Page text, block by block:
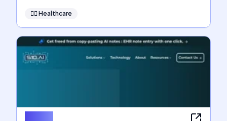
👩‍⚕️ Healthcare